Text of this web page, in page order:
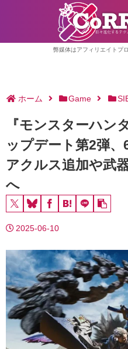
弊媒体はアフィリエイトプ
ホーム Game
『モンスターハン
ップデート第2弾
アクルス追加や武
へ
2025-06-10